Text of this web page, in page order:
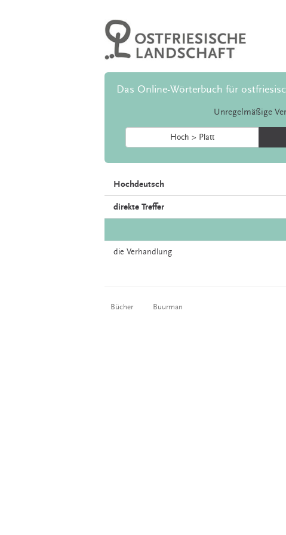
Das Online-Wörterbuch für
Unregelmäßige
Hoch > Platt
Hochdeutsch
direkte Treffer
die Verhandlung
Bücher Buurman